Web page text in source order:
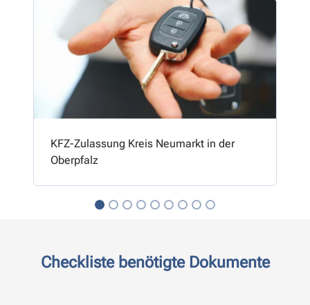
KFZ-Zulassung Kreis Neumarkt in der
Oberpfalz
Checkliste benötigte Dokumente